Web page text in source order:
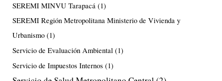
SEREMI MINVU Tarapacá (1)
SEREMI Región Metropolitana Ministerio de Vivienda y
Urbanismo (1)
Servicio de Evaluación Ambiental (1)
Servicio de Impuestos Internos (1)